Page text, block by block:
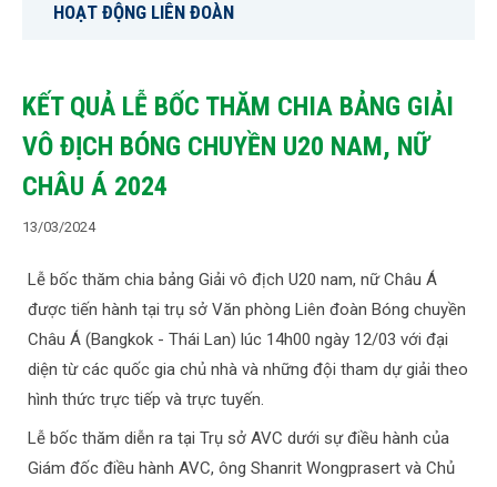
HOẠT ĐỘNG LIÊN ĐOÀN
KẾT QUẢ LỄ BỐC THĂM CHIA BẢNG GIẢI
VÔ ĐỊCH BÓNG CHUYỀN U20 NAM, NỮ
CHÂU Á 2024
13/03/2024
Lễ bốc thăm chia bảng Giải vô địch U20 nam, nữ Châu Á
được tiến hành tại trụ sở Văn phòng Liên đoàn Bóng chuyền
Châu Á (Bangkok - Thái Lan) lúc 14h00 ngày 12/03 với đại
diện từ các quốc gia chủ nhà và những đội tham dự giải theo
hình thức trực tiếp và trực tuyến.
Lễ bốc thăm diễn ra tại Trụ sở AVC dưới sự điều hành của
Giám đốc điều hành AVC, ông Shanrit Wongprasert và Chủ